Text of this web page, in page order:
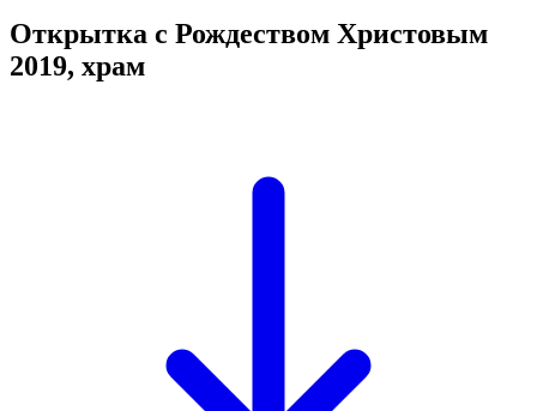
Открытка с Рождеством Христовым
2019, храм